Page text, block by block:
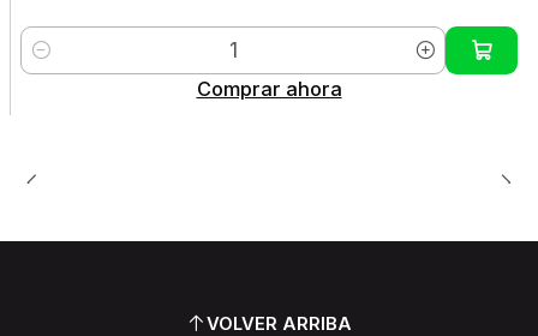
Cantidad
Comprar ahora
VOLVER ARRIBA